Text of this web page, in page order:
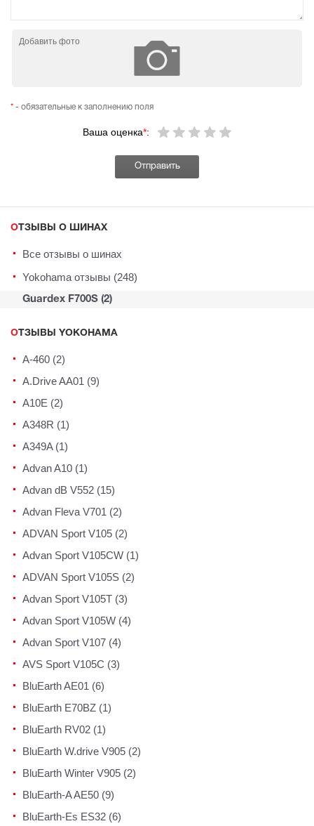
Добавить фото
Ваша оценка*:
* - обязательные к заполнению поля
ОТЗЫВЫ О ШИНАХ
Все отзывы о шинах
Yokohama отзывы (248)
Guardex F700S (2)
ОТЗЫВЫ YOKOHAMA
A-460 (2)
A.Drive AA01 (9)
A10E (2)
A348R (1)
A349A (1)
Advan A10 (1)
Advan dB V552 (15)
Advan Fleva V701 (2)
ADVAN Sport V105 (2)
Advan Sport V105CW (1)
ADVAN Sport V105S (2)
Advan Sport V105T (3)
Advan Sport V105W (4)
Advan Sport V107 (4)
AVS Sport V105C (3)
BluEarth AE01 (6)
BluEarth E70BZ (1)
BluEarth RV02 (1)
BluEarth W.drive V905 (2)
BluEarth Winter V905 (2)
BluEarth-A AE50 (9)
BluEarth-Es ES32 (6)